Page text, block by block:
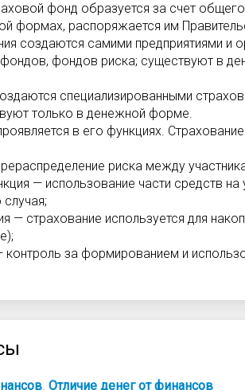
фонд образуется за счет
формах, распоряжается им
создаются самими предприятиями и
фондов риска; существуют в
специализированными
только в денежной форме.
в его функциях.
риска между
— использование части средств
случая;
— страхование используется для
контроль за формированием и
. Отличие денег от финансов